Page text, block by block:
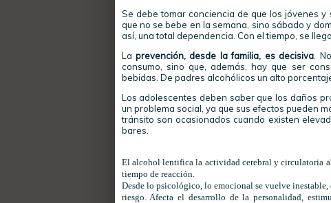
Se debe tomar conciencia de que los jóvenes
que no se bebe en la semana, sino sábado y
así, una total dependencia. Con el tiempo, se
La prevención, desde la familia, es decisiva .
consumo, sino que, además, hay que ser
bebidas. De padres alcohólicos un alto
Los adolescentes deben saber que los daños
un problema social, ya que sus efectos pueden
tránsito son ocasionados cuando existen
bares.
El alcohol lentifica la actividad cerebral y circulatoria
tiempo de reacción.
Desde lo psicológico, lo emocional se vuelve
riesgo. Afecta el desarrollo de la personalidad,